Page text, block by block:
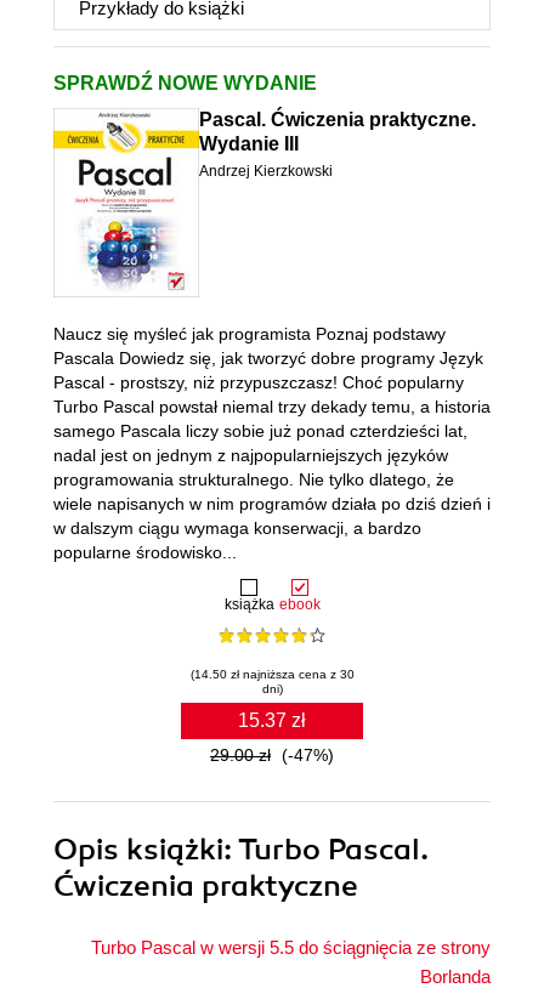
Przykłady do książki
SPRAWDŹ NOWE WYDANIE
Pascal. Ćwiczenia praktyczne.
Wydanie III
Andrzej Kierzkowski
książka ebook
(14.50 zł najniższa cena z 30
dni)
15.37 zł
29.00 zł (-47%)
Naucz się myśleć jak programista Poznaj podstawy
Pascala Dowiedz się, jak tworzyć dobre programy Język
Pascal - prostszy, niż przypuszczasz! Choć popularny
Turbo Pascal powstał niemal trzy dekady temu, a historia
samego Pascala liczy sobie już ponad czterdzieści lat,
nadal jest on jednym z najpopularniejszych języków
programowania strukturalnego. Nie tylko dlatego, że
wiele napisanych w nim programów działa po dziś dzień i
w dalszym ciągu wymaga konserwacji, a bardzo
popularne środowisko...
Opis książki: Turbo Pascal.
Ćwiczenia praktyczne
Turbo Pascal w wersji 5.5 do ściągnięcia ze strony
Borlanda